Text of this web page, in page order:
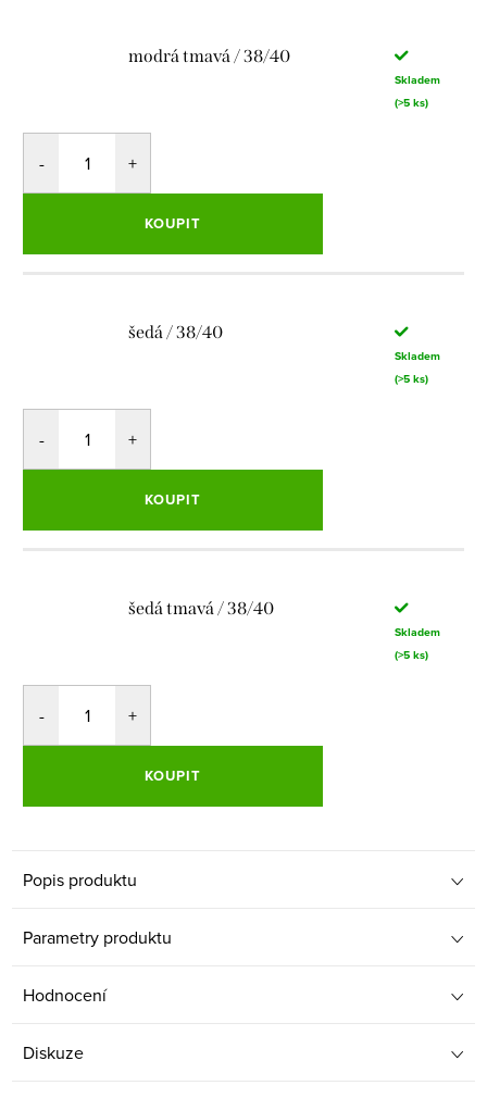
modrá tmavá / 38/40
Skladem
(>5 ks)
KOUPIT
šedá / 38/40
Skladem
(>5 ks)
KOUPIT
šedá tmavá / 38/40
Skladem
(>5 ks)
KOUPIT
Popis produktu
Parametry produktu
Hodnocení
Diskuze